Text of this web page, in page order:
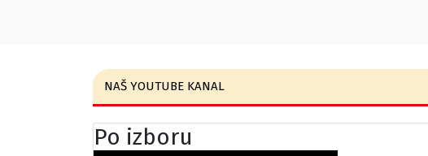
NAŠ YOUTUBE KANAL
Po izboru